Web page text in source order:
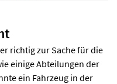
richtig zur Sache für die
einige Abteilungen der
ein Fahrzeug in der